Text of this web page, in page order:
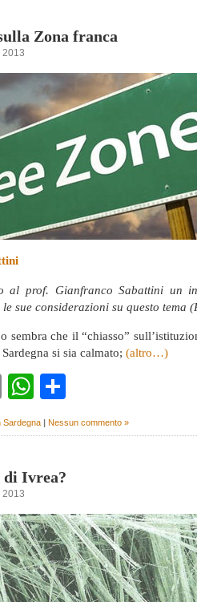
Zona franca
2013
al prof. Gianfranco Sabattini un
sue considerazioni su questo tema
sembra che il “chiasso”
si sia calmato; (altro…)
EmailWhatsApp
Sardegna Nessun commento »
Ivrea?
2013